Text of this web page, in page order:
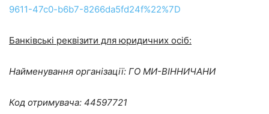
9611-47c0-b6b7-8266da5fd24f%22%7D
Банківські реквізити для юридичних осіб:
Найменування організації: ГО МИ-ВІННИЧАНИ
Код отримувача: 44597721